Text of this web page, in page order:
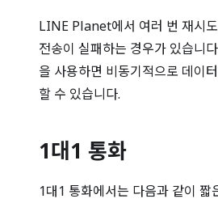
LINE Planet에서 여러 번 재시
전송이 실패하는 경우가 있습니
을 사용하면 비동기적으로 데이
할 수 있습니다.
1대1 통화
1대1 통화에서는 다음과 같이 짧